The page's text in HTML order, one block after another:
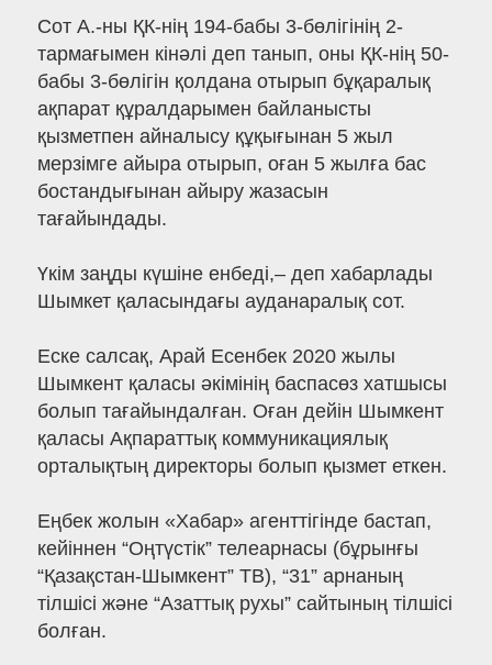
Сот А.-ны ҚК-нің 194-бабы 3-бөлігінің 2-
тармағымен кінәлі деп танып, оны ҚК-нің 50-
бабы 3-бөлігін қолдана отырып бұқаралық
ақпарат құралдарымен байланысты
қызметпен айналысу құқығынан 5 жыл
мерзімге айыра отырып, оған 5 жылға бас
бостандығынан айыру жазасын
тағайындады.
Үкім заңды күшіне енбеді,– деп хабарлады
Шымкет қаласындағы ауданаралық сот.
Еске салсақ, Арай Есенбек 2020 жылы
Шымкент қаласы әкімінің баспасөз хатшысы
болып тағайындалған. Оған дейін Шымкент
қаласы Ақпараттық коммуникациялық
орталықтың директоры болып қызмет еткен.
Еңбек жолын «Хабар» агенттігінде бастап,
кейіннен “Оңтүстік” телеарнасы (бұрынғы
“Қазақстан-Шымкент” ТВ), “31” арнаның
тілшісі және “Азаттық рухы” сайтының тілшісі
болған.